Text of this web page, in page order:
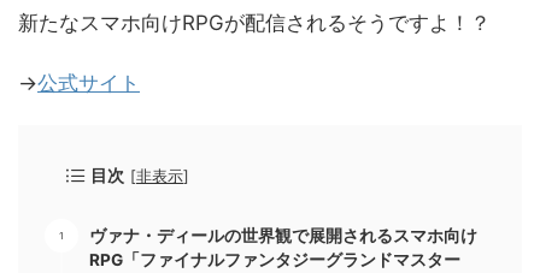
新たなスマホ向けRPGが配信されるそうですよ！？
→公式サイト
目次 [非表示]
ヴァナ・ディールの世界観で展開されるスマホ向け
RPG「ファイナルファンタジーグランドマスター